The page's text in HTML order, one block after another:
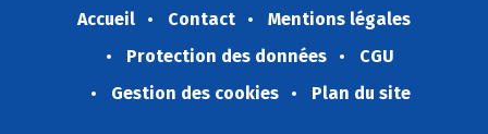
Accueil Contact
Mentions légales
Protection des données
CGU
Gestion des cookies
Plan du site